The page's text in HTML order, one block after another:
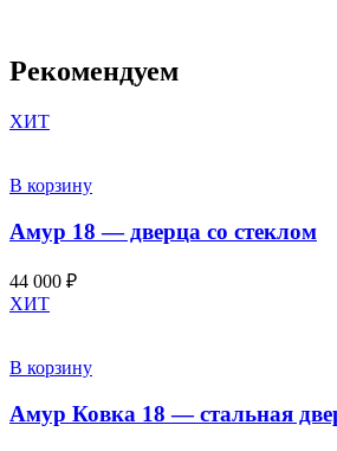
Рекомендуем
ХИТ
В корзину
Амур 18 — дверца со стеклом
44 000 ₽
ХИТ
В корзину
Амур Ковка 18 — стальная